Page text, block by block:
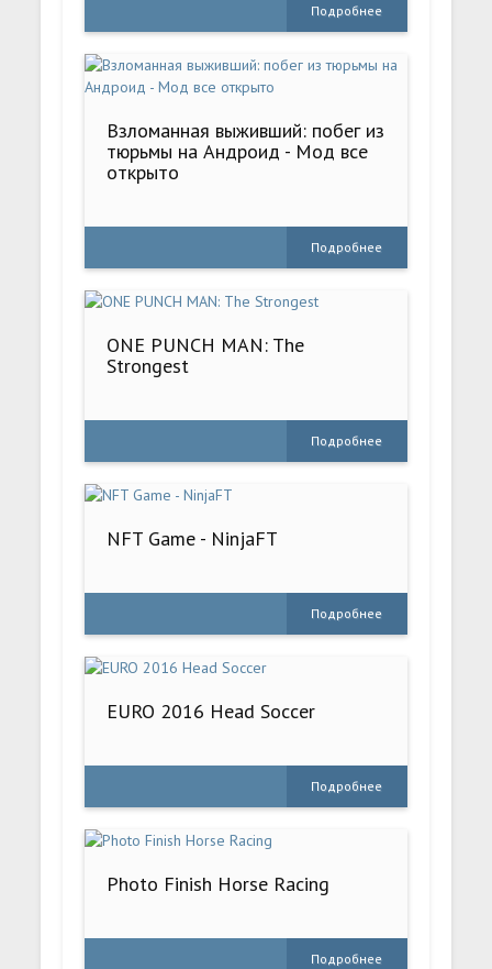
Подробнее
Взломанная выживший: побег из
тюрьмы на Андроид - Мод все
открыто
Подробнее
ONE PUNCH MAN: The
Strongest
Подробнее
NFT Game - NinjaFT
Подробнее
EURO 2016 Head Soccer
Подробнее
Photo Finish Horse Racing
Подробнее